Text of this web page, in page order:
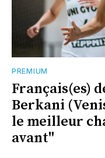
PREMIUM
Français(es)
Berkani
le meilleur
avant"